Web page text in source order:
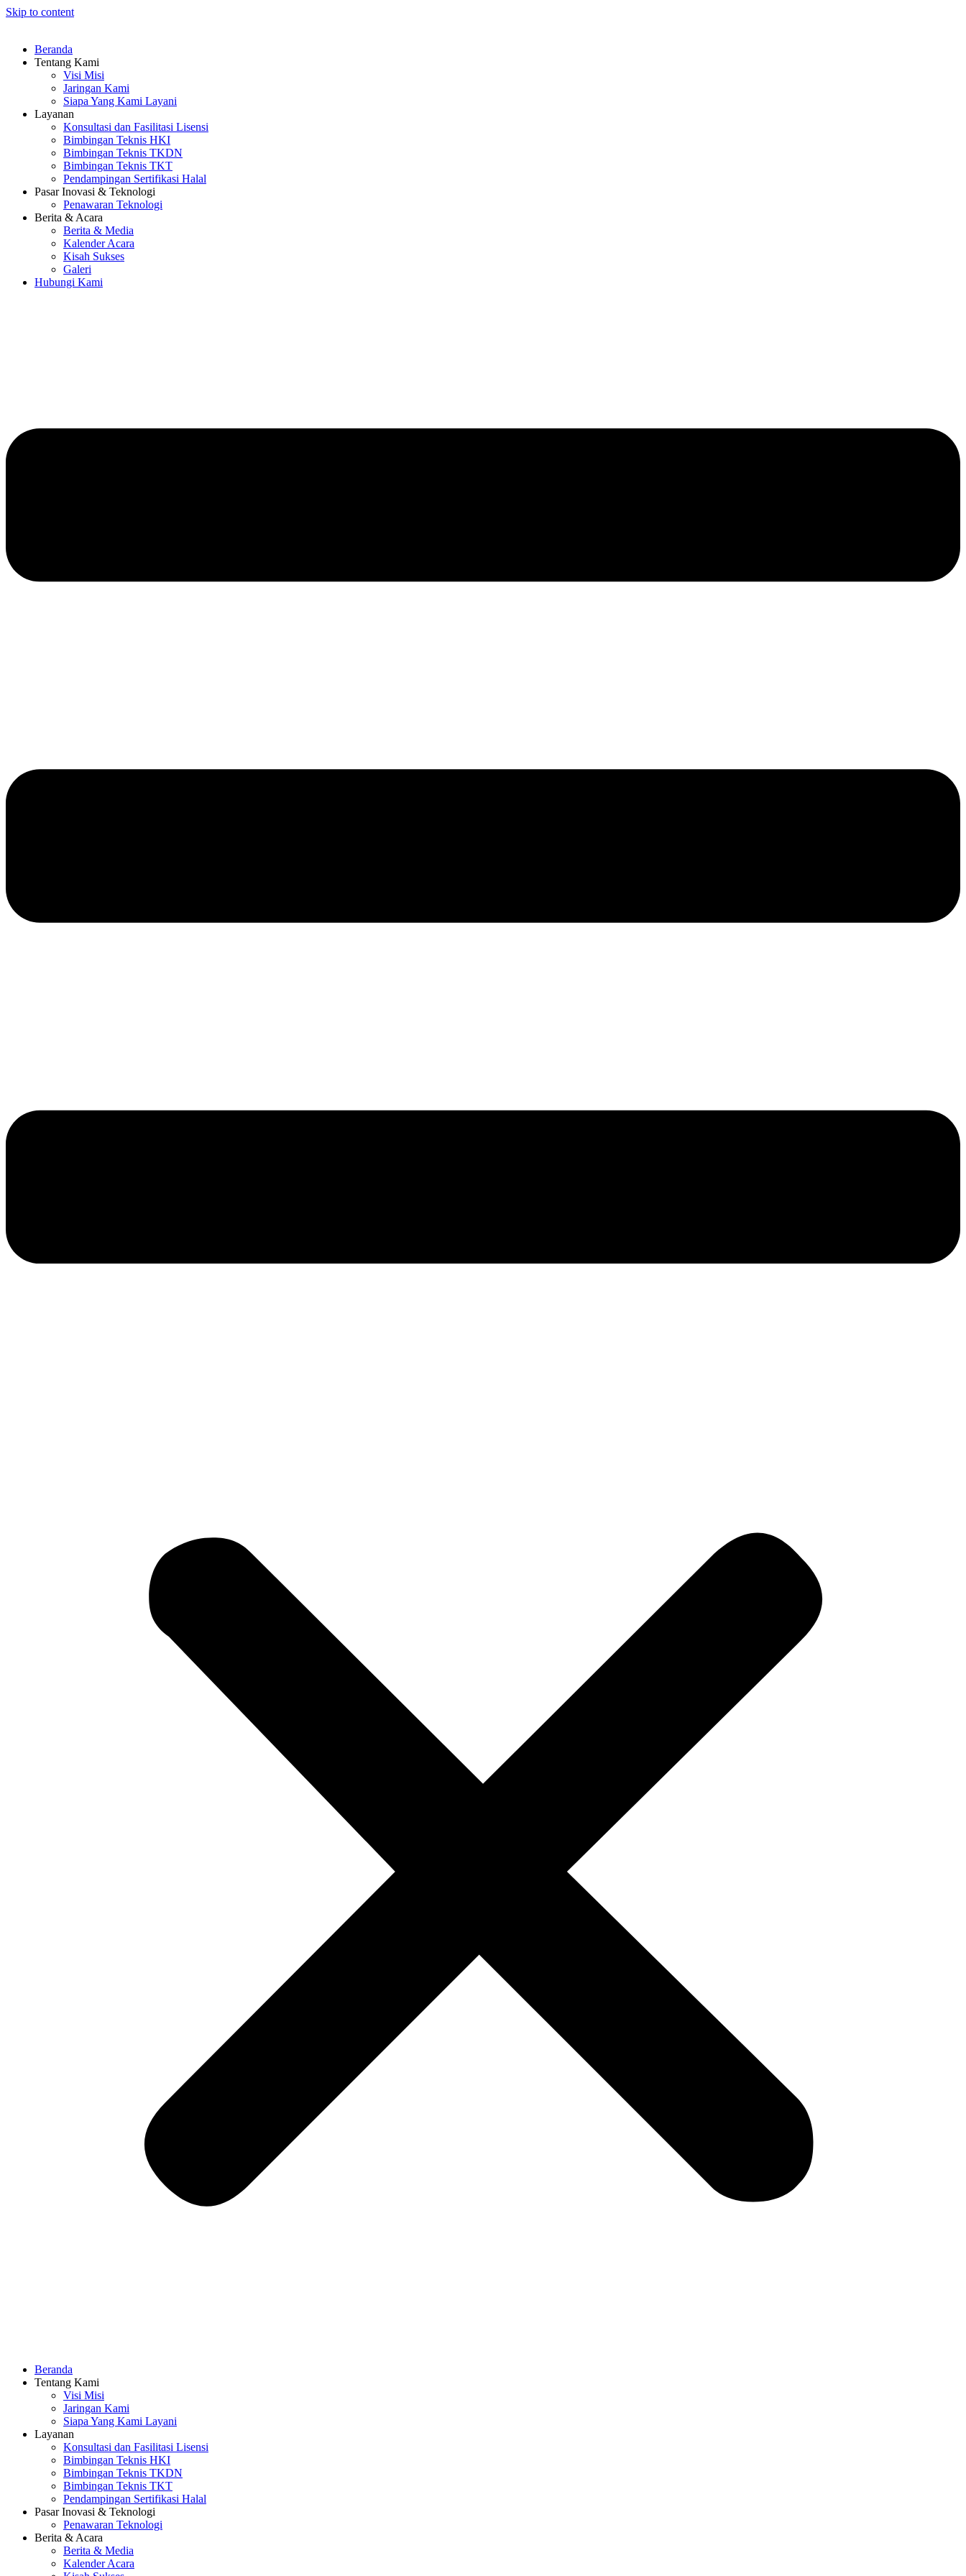
Skip to content
Beranda
Tentang Kami
Visi Misi
Jaringan Kami
Siapa Yang Kami Layani
Layanan
Konsultasi dan Fasilitasi Lisensi
Bimbingan Teknis HKI
Bimbingan Teknis TKDN
Bimbingan Teknis TKT
Pendampingan Sertifikasi Halal
Pasar Inovasi & Teknologi
Penawaran Teknologi
Berita & Acara
Berita & Media
Kalender Acara
Kisah Sukses
Galeri
Hubungi Kami
Beranda
Tentang Kami
Visi Misi
Jaringan Kami
Siapa Yang Kami Layani
Layanan
Konsultasi dan Fasilitasi Lisensi
Bimbingan Teknis HKI
Bimbingan Teknis TKDN
Bimbingan Teknis TKT
Pendampingan Sertifikasi Halal
Pasar Inovasi & Teknologi
Penawaran Teknologi
Berita & Acara
Berita & Media
Kalender Acara